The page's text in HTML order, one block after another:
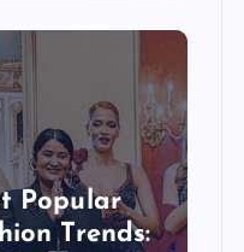
Popular
Trends: